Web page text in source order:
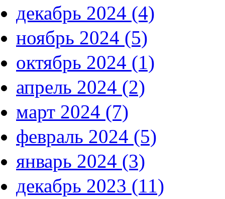
декабрь 2024 (4)
ноябрь 2024 (5)
октябрь 2024 (1)
апрель 2024 (2)
март 2024 (7)
февраль 2024 (5)
январь 2024 (3)
декабрь 2023 (11)